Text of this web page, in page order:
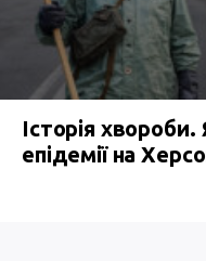
Історія
епідемії на